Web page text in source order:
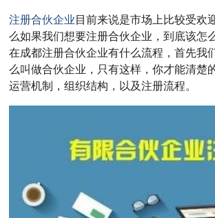
注册合伙企业 目前来说是市场上比较受欢
么如果我们想要注册合伙企业，到底该怎
在成都注册合伙企业有什么流程，首先我
么叫做合伙企业，只有这样，你才能清楚
运营机制，组织结构，以及注册流程。